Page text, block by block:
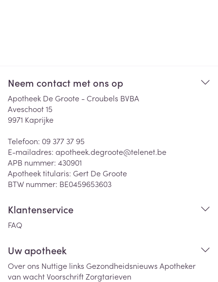
Neem contact met ons op
Apotheek De Groote - Croubels BVBA
Aveschoot 15
9971 Kaprijke
Telefoon: 09 377 37 95
E-mailadres: apotheek.degroote@telenet.be
APB nummer: 430901
Apotheek titularis: Gert De Groote
BTW nummer: BE0459653603
Klantenservice
FAQ
Uw apotheek
Over ons Nuttige links Gezondheidsnieuws Apotheker
van wachtVoorschriftZorgtarieven